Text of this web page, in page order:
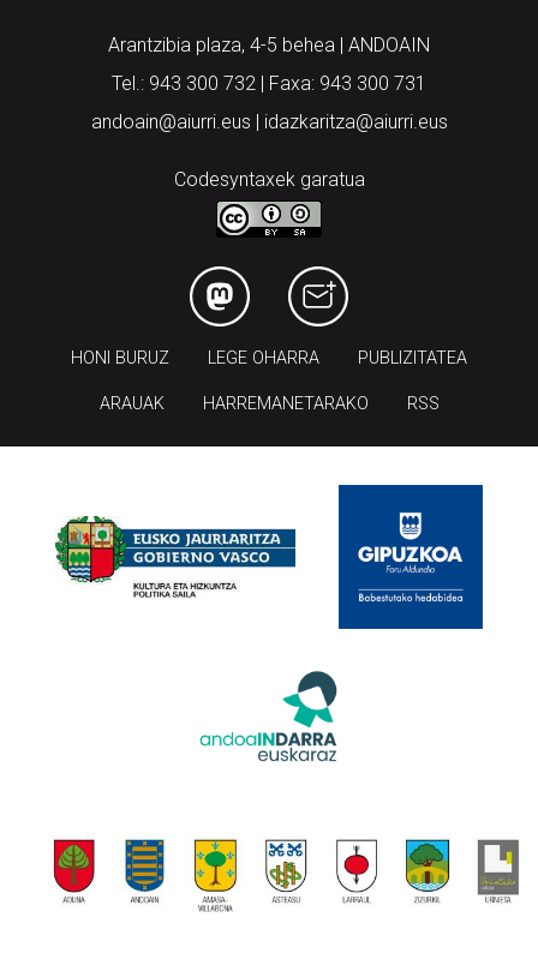
Arantzibia plaza, 4-5 behea | ANDOAIN
Tel.: 943 300 732 | Faxa: 943 300 731
andoain@aiurri.eus | idazkaritza@aiurri.eus
Codesyntaxek garatua
HONI BURUZ LEGE OHARRA PUBLIZITATEA
ARAUAK HARREMANETARAKO RSS